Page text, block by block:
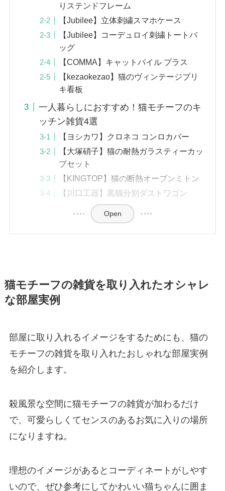
りステンドフレーム
【Jubilee】立体刺繍スマホケース
【Jubilee】コーデュロイ刺繍トートバ
ッグ
【COMMA】キャットパイル プラス
【kezaokezao】猫のヴィンテージブリ
キ看板
一人暮らしにおすすめ！猫モチーフのキ
ッチン雑貨4選
【ヨシカワ】クロネコ コンロカバー
【大塚硝子】猫の耐熱ガラスティーカッ
プセット
【‎KINGTOP】猫の断熱オーブンミトン
【‎川口工器】黒猫分別ダストワゴン
Open
猫モチーフの雑貨を取り入れたオシャレ
な部屋実例
部屋に取り入れるイメージをするためにも、猫の
モチーフの雑貨を取り入れたおしゃれな部屋実例
を紹介します。
殺風景な空間に猫モチーフの雑貨が加わるだけ
で、可愛らしくてセンスのあるお気に入りの場所
になりますね。
理想のイメージがあるとコーディネートがしやす
いので、ぜひ参考にしてかわいい猫ちゃんに囲ま